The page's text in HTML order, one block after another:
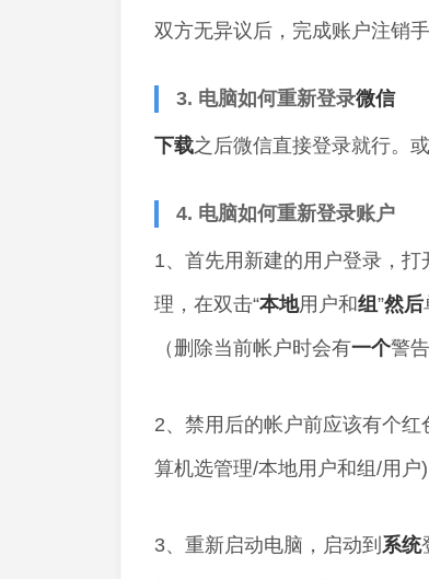
双方无异议后，完成账户注销
3. 电脑如何重新登录微信
下载之后微信直接登录就行。
4. 电脑如何重新登录账户
1、首先用新建的用户登录，打
理，在双击“本地用户和组”然后
（删除当前帐户时会有一个警
2、禁用后的帐户前应该有个红
算机选管理/本地用户和组/用户)
3、重新启动电脑，启动到 系统